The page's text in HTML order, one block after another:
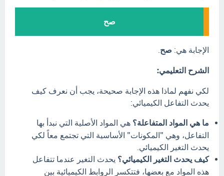
صح
الإجابة هي: صح
الشرح التعليمي:
لكي نفهم لماذا هذه الإجابة صحيحة، يجب أن نعرف كيف
يحدث التفاعل الكيميائي:
ما هي المواد المتفاعلة؟ هي المواد الأصلية التي نبدأ بها
التفاعل، وهي "المكونات" الأساسية التي تجتمع معاً لكي
يحدث التغير الكيميائي.
كيف يحدث التغير الكيميائي؟ يحدث التغير عندما تتفاعل
هذه المواد مع بعضها، فتتكسر الروابط الكيميائية بين